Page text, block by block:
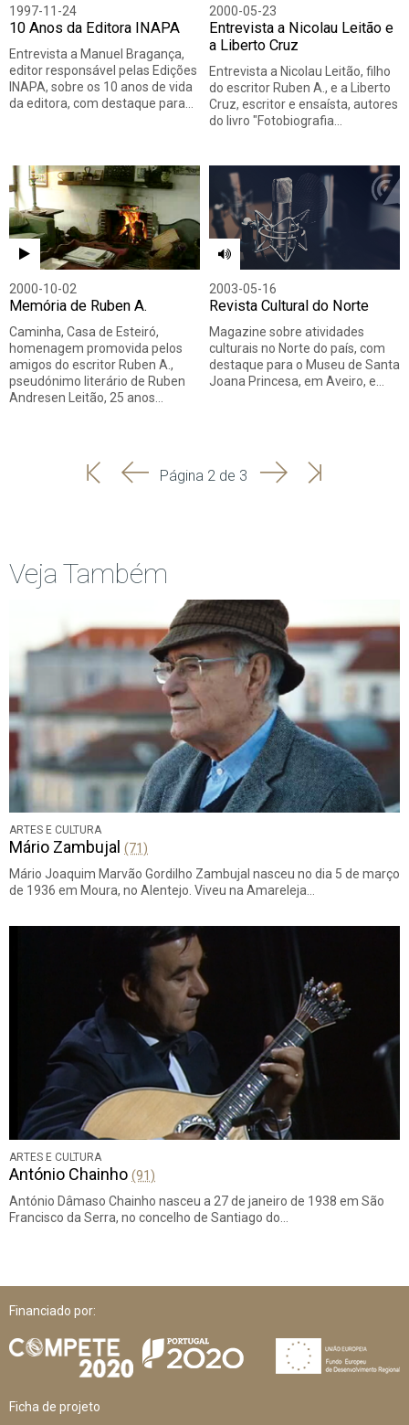
1997-11-24
10 Anos da Editora INAPA
Entrevista a Manuel Bragança,
editor responsável pelas Edições
INAPA, sobre os 10 anos de vida
da editora, com destaque para…
2000-05-23
Entrevista a Nicolau Leitão e
a Liberto Cruz
Entrevista a Nicolau Leitão, filho
do escritor Ruben A., e a Liberto
Cruz, escritor e ensaísta, autores
do livro "Fotobiografia…
2000-10-02
Memória de Ruben A.
Caminha, Casa de Esteiró,
homenagem promovida pelos
amigos do escritor Ruben A.,
pseudónimo literário de Ruben
Andresen Leitão, 25 anos…
2003-05-16
Revista Cultural do Norte
Magazine sobre atividades
culturais no Norte do país, com
destaque para o Museu de Santa
Joana Princesa, em Aveiro, e…
'
'
Página 2 de 3 SeguinteÚltima
Veja Também
ARTES E CULTURA
Mário Zambujal (71)
Mário Joaquim Marvão Gordilho Zambujal nasceu no dia 5 de março
de 1936 em Moura, no Alentejo. Viveu na Amareleja…
ARTES E CULTURA
António Chainho (91)
António Dâmaso Chainho nasceu a 27 de janeiro de 1938 em São
Francisco da Serra, no concelho de Santiago do…
Financiado por:
Ficha de projeto